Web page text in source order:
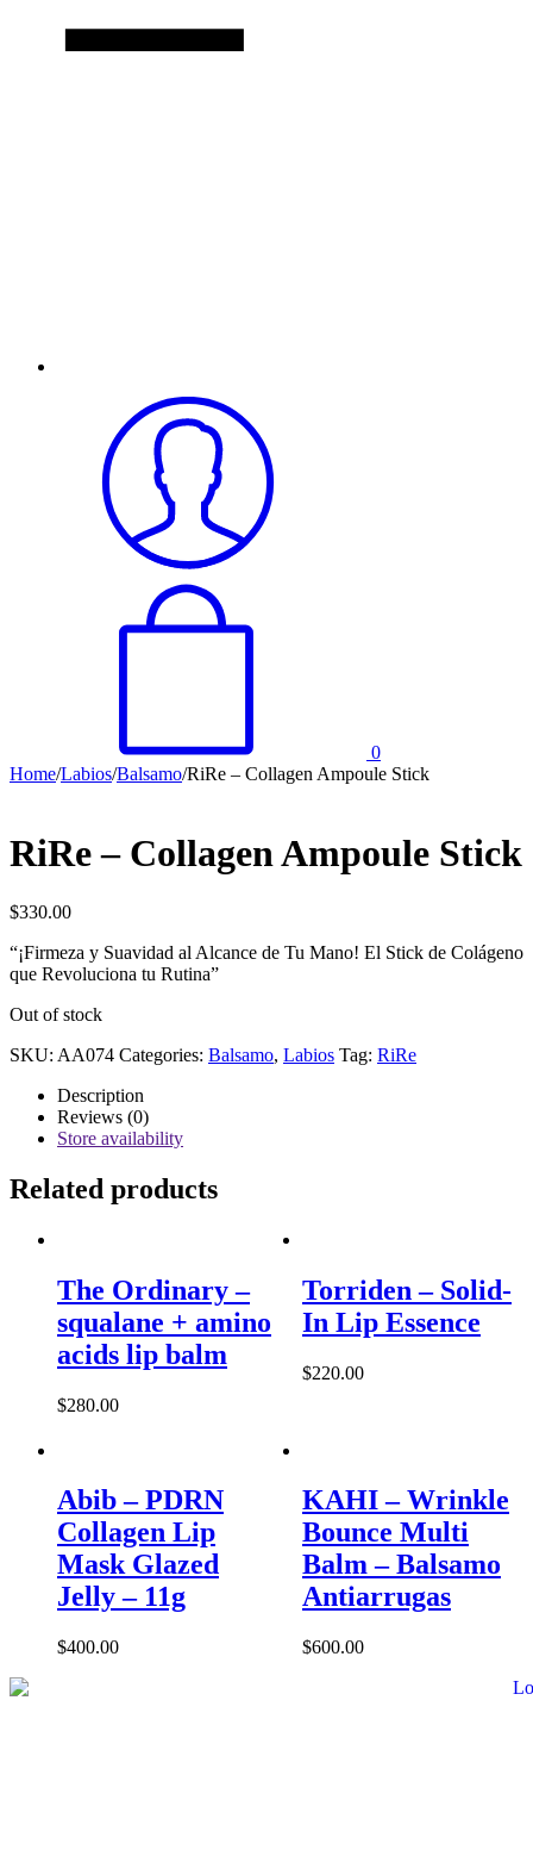
0
Home/Labios/Balsamo/RiRe – Collagen Ampoule Stick
RiRe – Collagen Ampoule Stick
$330.00
“¡Firmeza y Suavidad al Alcance de Tu Mano! El Stick de Colágeno
que Revoluciona tu Rutina”
Out of stock
SKU: AA074 Categories: Balsamo, Labios Tag: RiRe
Description
Reviews (0)
Store availability
Related products
The Ordinary –
squalane + amino
acids lip balm
$280.00
Torriden – Solid-
In Lip Essence
$220.00
Abib – PDRN
Collagen Lip
Mask Glazed
Jelly – 11g
$400.00
KAHI – Wrinkle
Bounce Multi
Balm – Balsamo
Antiarrugas
$600.00